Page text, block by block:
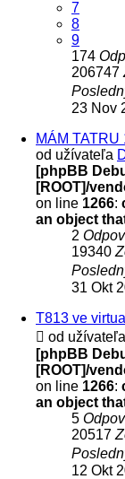
7
8
9
174
206747
23 Nov
MÁM TATRU
od užívateľa
[phpBB
[ROOT]/
on line 1266:
an object
2
19340
31 Okt
T813 ve
od užívateľa
[phpBB
[ROOT]/
on line 1266:
an object
5
20517
12 Okt